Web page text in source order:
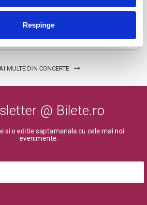
Respinge
live - Expirat 16
MULTE DIN CONCERTE
@ Bilete.ro
si o editie saptamanala cu cele mai noi
evenimente.